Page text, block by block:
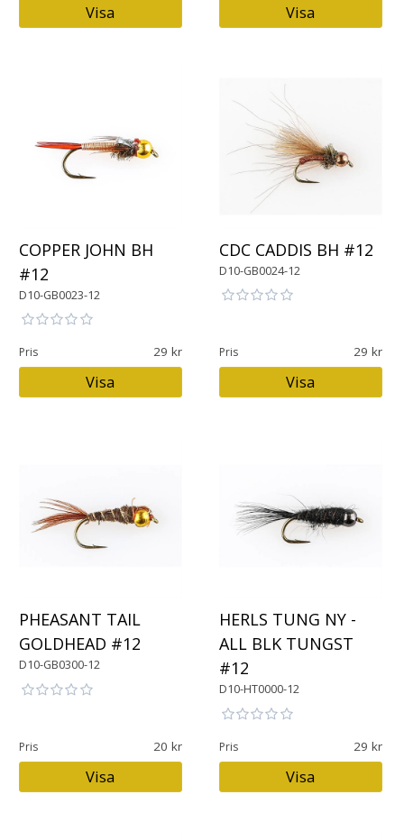
Visa Visa
COPPER JOHN BH
#12
D10-GB0023-12
Pris 29
Visa
CDC CADDIS BH #12
D10-GB0024-12
Pris 29
Visa
PHEASANT TAIL
GOLDHEAD #12
D10-GB0300-12
Pris 20
Visa
HERLS TUNG NY -
ALL BLK TUNGST
#12
D10-HT0000-12
Pris 29
Visa